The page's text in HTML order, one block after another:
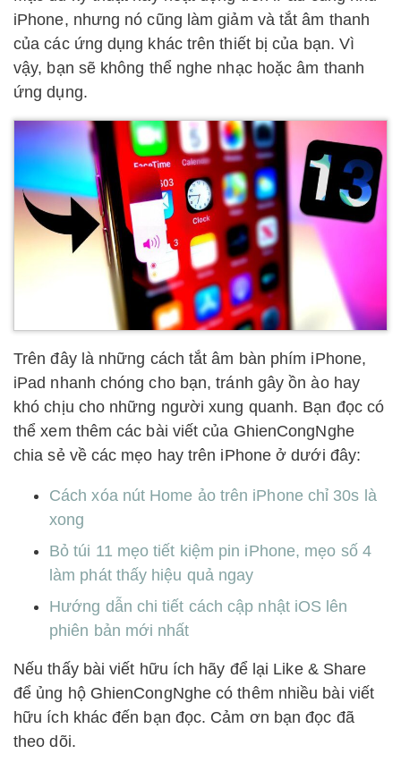
iPhone, nhưng nó cũng làm giảm và tắt âm thanh
của các ứng dụng khác trên thiết bị của bạn. Vì
vậy, bạn sẽ không thể nghe nhạc hoặc âm thanh
ứng dụng.
Trên đây là những cách tắt âm bàn phím iPhone,
iPad nhanh chóng cho bạn, tránh gây ồn ào hay
khó chịu cho những người xung quanh. Bạn đọc có
thể xem thêm các bài viết của GhienCongNghe
chia sẻ về các mẹo hay trên iPhone ở dưới đây:
Cách xóa nút Home ảo trên iPhone chỉ 30s là
xong
Bỏ túi 11 mẹo tiết kiệm pin iPhone, mẹo số 4
làm phát thấy hiệu quả ngay
Hướng dẫn chi tiết cách cập nhật iOS lên
phiên bản mới nhất
Nếu thấy bài viết hữu ích hãy để lại Like & Share
để ủng hộ GhienCongNghe có thêm nhiều bài viết
hữu ích khác đến bạn đọc. Cảm ơn bạn đọc đã
theo dõi.